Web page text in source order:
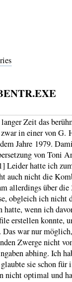
Zeit das
in einer von G.
Jahre 1979.
von Toni
Leider hatte ich
auch nicht die
aller­dings über
obgleich ich nicht
hatte, wenn ich
erstel­len konnte,
Das war nur
Zwerge nicht
abhing. Ich
glaubte sie schon
nicht optimal und